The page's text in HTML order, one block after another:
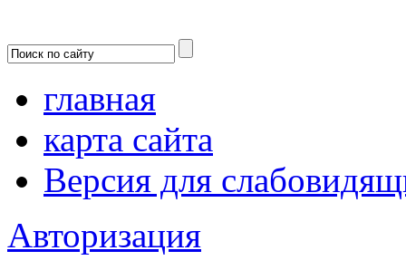
главная
карта сайта
Версия для
Авторизация